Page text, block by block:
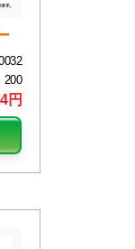
200
円